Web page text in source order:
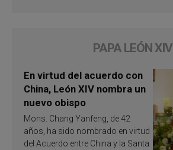
PAPA LEÓN XIV
En virtud del acuerdo con
China, León XIV nombra un
nuevo obispo
Mons. Chang Yanfeng, de 42
años, ha sido nombrado en virtud
del Acuerdo entre China y la Santa